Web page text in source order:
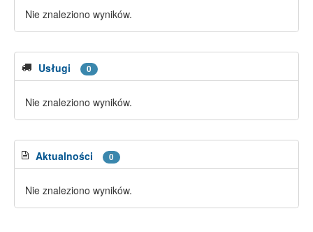
Nie znaleziono wyników.
Usługi 0
Nie znaleziono wyników.
Aktualności 0
Nie znaleziono wyników.